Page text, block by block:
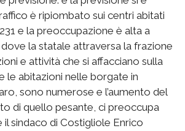
è ripiombato sui centri abitati
e la preoccupazione è alta a
la statale attraversa la frazione
e attività che si affacciano sulla
le abitazioni nelle borgate in
sono numerose e l’aumento del
di quello pesante, ci preoccupa
sindaco di Costigliole Enrico